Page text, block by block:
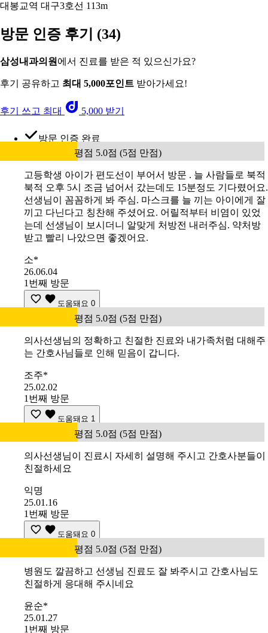
대봉교역 대구3호선 113m
방문 인증 후기 (34)
삼성내과의원 에서 진료를 받은 적 있으신가요?
후기 공유하고 최대 5,000포인트 받아가세요!
후기 쓰고 최대 5,000 받기
방문 인증 완료
평점 5.0점 (5점 만점)
고등학생 아이가 편도선이 부어서 방문 . 늘 사람들로 북적
북적 오후 5시 조금 넘어서 갔는데도 15분정도 기다렸어요.
선생님이 꼼꼼하게 봐 주심. 마스크를 늘 끼는 아이에게 잘
끼고 다닌다고 칭찬해 주셨어요. 어릴적부터 비염이 있었
는데 선생님이 보시더니 알맞게 처방전 내러주심. 약처방
받고 빨리 나았으면 좋겠어요.
소*
26.06.04
1번째 방문
도움돼요 0
평점 5.0점 (5점 만점)
의사선생님의 정확하고 친절한 진료와 내가족처럼 대해주
는 간호사님들로 인해 믿음이 갑니다.
조주*
25.02.02
1번째 방문
도움돼요 1
평점 5.0점 (5점 만점)
의사선생님이 진료시 자세히 설명해 주시고 간호사분들이
친절하세요
익명
25.01.16
1번째 방문
도움돼요 0
평점 5.0점 (5점 만점)
병원도 깔끔하고 선생님 진료도 잘 봐주시고 간호사님도
친절하게 응대해 주시네요
윤순*
25.01.27
1번째 방문